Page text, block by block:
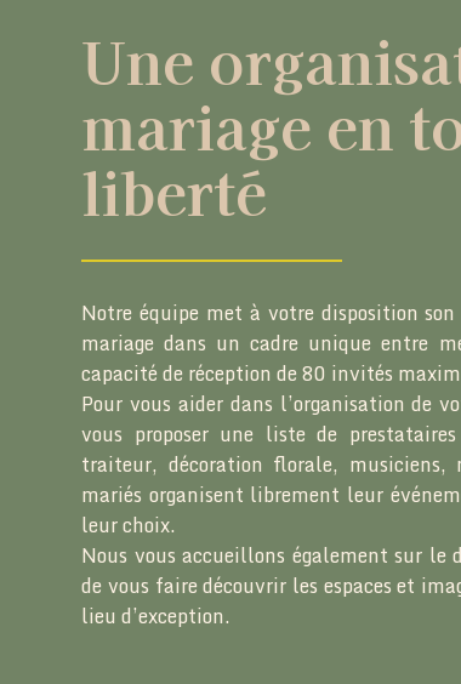
Une
mariage en
liberté
Notre équipe met à votre disposition
mariage dans un cadre unique entre
capacité de réception de 80 invités
Pour vous aider dans l’organisation de
vous proposer une liste de
traiteur, décoration florale,
mariés organisent librement leur
leur choix.
Nous vous accueillons également sur le
de vous faire découvrir les espaces et
lieu d’exception.